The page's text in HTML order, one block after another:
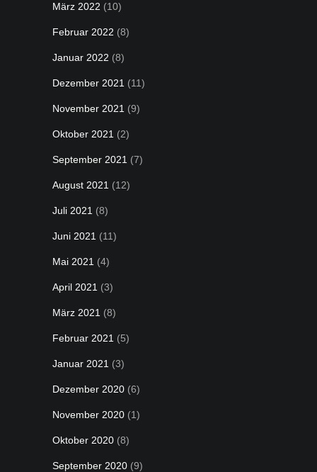
März 2022 (10)
Februar 2022 (8)
Januar 2022 (8)
Dezember 2021 (11)
November 2021 (9)
Oktober 2021 (2)
September 2021 (7)
August 2021 (12)
Juli 2021 (8)
Juni 2021 (11)
Mai 2021 (4)
April 2021 (3)
März 2021 (8)
Februar 2021 (5)
Januar 2021 (3)
Dezember 2020 (6)
November 2020 (1)
Oktober 2020 (8)
September 2020 (9)